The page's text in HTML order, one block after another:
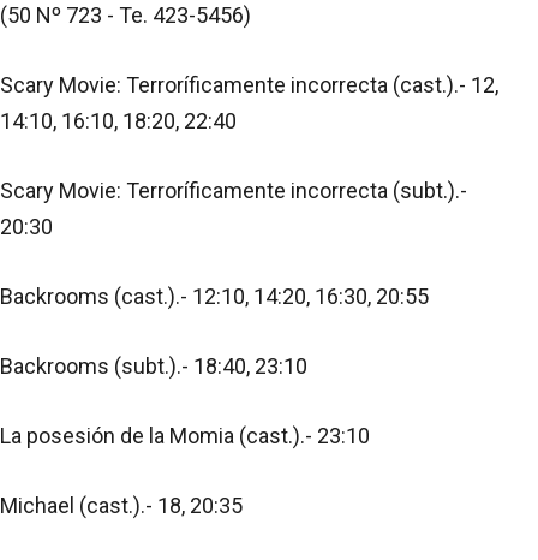
(50 Nº 723 - Te. 423-5456)
Scary Movie: Terroríficamente incorrecta (cast.).- 12,
14:10, 16:10, 18:20, 22:40
Scary Movie: Terroríficamente incorrecta (subt.).-
20:30
Backrooms (cast.).- 12:10, 14:20, 16:30, 20:55
Backrooms (subt.).- 18:40, 23:10
La posesión de la Momia (cast.).- 23:10
Michael (cast.).- 18, 20:35